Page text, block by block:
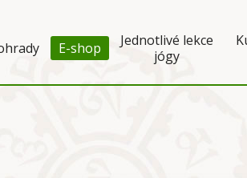
E-shop
Jednotlivé lekce
jógy